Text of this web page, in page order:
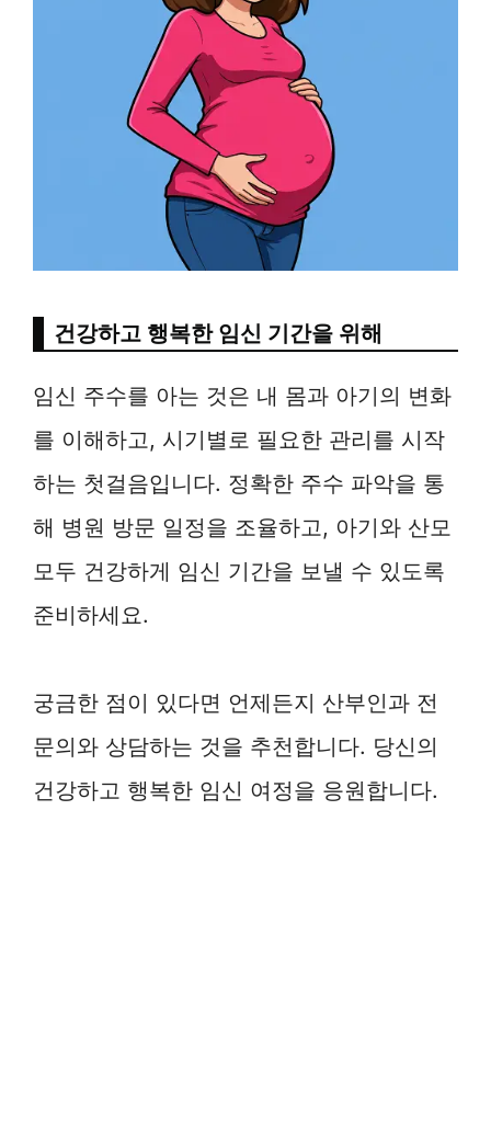
건강하고 행복한 임신 기간을 위해
임신 주수를 아는 것은 내 몸과 아기의 변화
를 이해하고, 시기별로 필요한 관리를 시작
하는 첫걸음입니다. 정확한 주수 파악을 통
해 병원 방문 일정을 조율하고, 아기와 산모
모두 건강하게 임신 기간을 보낼 수 있도록
준비하세요.
궁금한 점이 있다면 언제든지 산부인과 전
문의와 상담하는 것을 추천합니다. 당신의
건강하고 행복한 임신 여정을 응원합니다.